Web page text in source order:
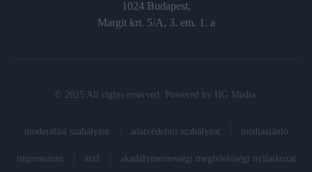
1024 Budapest,
Margit krt. 5/A, 3. em. 1. a
© 2025 All rights reserved. Powered by HG Media
moderálási szabályzat adatvédelmi szabályzat médiaajánló
impresszum ászf akadálymentességi megfelelőségi nyilatkozat